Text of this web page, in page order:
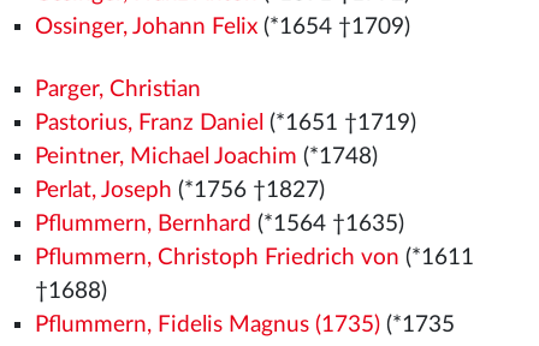
Ossinger, Johann Felix(*1654 †1709)
Parger, Christian
Pastorius, Franz Daniel (*1651 †1719)
Peintner, Michael Joachim (*1748)
Perlat, Joseph (*1756 †1827)
Pflummern, Bernhard (*1564 †1635)
Pflummern, Christoph Friedrich von (*1611
†1688)
Pflummern, Fidelis Magnus (1735)(*1735